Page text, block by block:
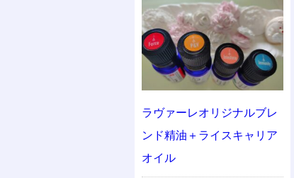
ラヴァーレオリジナルブレ
ンド精油＋ライスキャリア
オイル